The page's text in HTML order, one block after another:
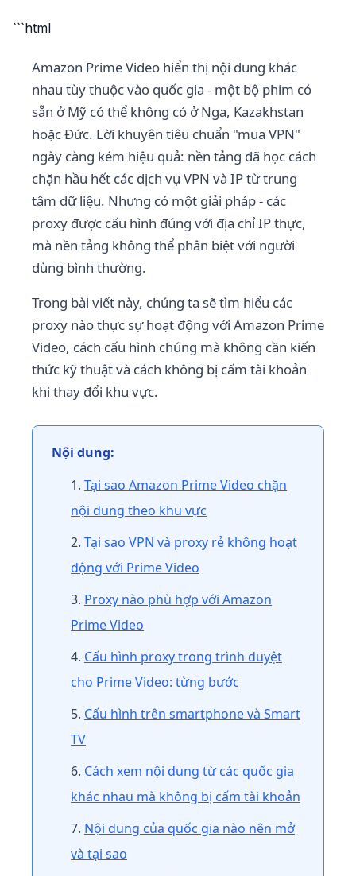
```html
Amazon Prime Video hiển thị nội dung khác
nhau tùy thuộc vào quốc gia - một bộ phim có
sẵn ở Mỹ có thể không có ở Nga, Kazakhstan
hoặc Đức. Lời khuyên tiêu chuẩn "mua VPN"
ngày càng kém hiệu quả: nền tảng đã học cách
chặn hầu hết các dịch vụ VPN và IP từ trung
tâm dữ liệu. Nhưng có một giải pháp - các
proxy được cấu hình đúng với địa chỉ IP thực,
mà nền tảng không thể phân biệt với người
dùng bình thường.
Trong bài viết này, chúng ta sẽ tìm hiểu các
proxy nào thực sự hoạt động với Amazon Prime
Video, cách cấu hình chúng mà không cần kiến
thức kỹ thuật và cách không bị cấm tài khoản
khi thay đổi khu vực.
Nội dung:
Tại sao Amazon Prime Video chặn
nội dung theo khu vực
Tại sao VPN và proxy rẻ không hoạt
động với Prime Video
Proxy nào phù hợp với Amazon
Prime Video
Cấu hình proxy trong trình duyệt
cho Prime Video: từng bước
Cấu hình trên smartphone và Smart
TV
Cách xem nội dung từ các quốc gia
khác nhau mà không bị cấm tài khoản
Nội dung của quốc gia nào nên mở
và tại sao